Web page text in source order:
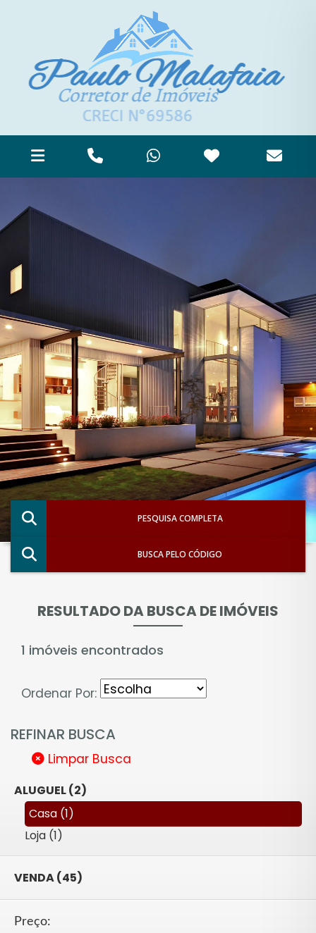
PESQUISA COMPLETA
BUSCA PELO CÓDIGO
RESULTADO DA BUSCA DE IMÓVEIS
1 imóveis encontrados
Ordenar Por:
REFINAR BUSCA
Limpar Busca
ALUGUEL (2)
Casa (1)
Loja (1)
VENDA (45)
Preço: